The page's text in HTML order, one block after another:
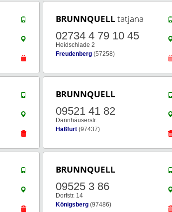
BRUNNQUELL tatjana
02734 4 79 10 45
Heidschlade 2
Freudenberg (57258)
BRUNNQUELL
09521 41 82
Dannhäuserstr.
Haßfurt (97437)
BRUNNQUELL
09525 3 86
Dorfstr. 14
Königsberg (97486)